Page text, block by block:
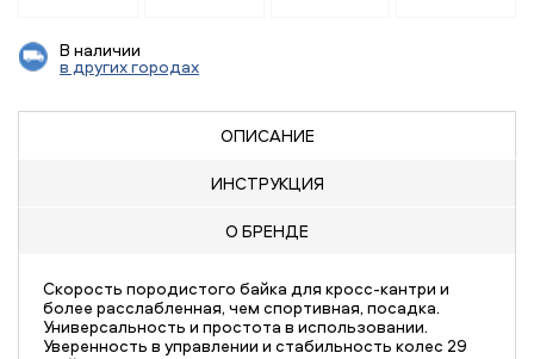
В наличии
в других городах
ОПИСАНИЕ
ИНСТРУКЦИЯ
О БРЕНДЕ
Скорость породистого байка для кросс-кантри и
более расслабленная, чем спортивная, посадка.
Универсальность и простота в использовании.
Уверенность в управлении и стабильность колес 29